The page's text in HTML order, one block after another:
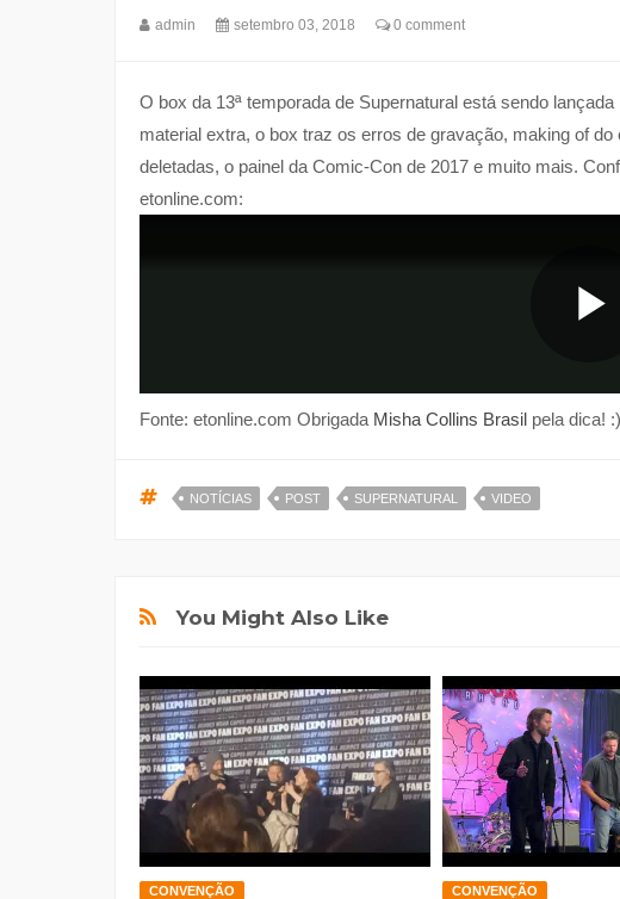
admin setembro 03, 2018 0 comment
O box da 13ª temporada de Supernatural está sendo
material extra, o box traz os erros de gravação, making of
deletadas, o painel da Comic-Con de 2017 e muito mais.
etonline.com:
Fonte: etonline.com Obrigada Misha Collins Brasil pela dica! :)
NOTÍCIAS POST SUPERNATURAL VIDEO
You Might Also Like
CONVENÇÃO CONVENÇÃO